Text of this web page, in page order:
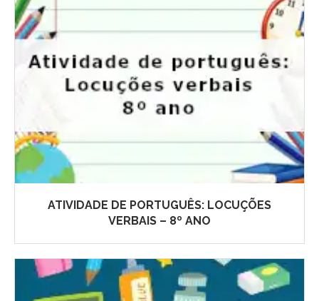
ATIVIDADE DE PORTUGUÊS: LOCUÇÕES
VERBAIS – 8º ANO